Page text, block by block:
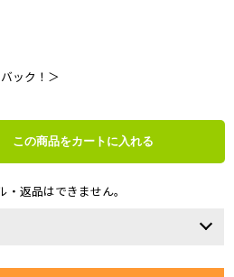
ック！＞
この商品をカートに入れる
返品はできません。